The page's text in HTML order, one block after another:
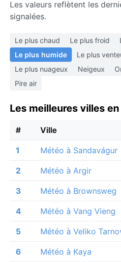
Les valeurs reflètent les
signalées.
Le plus chaud Le plus froid
Le plus humide
Le plus
Le plus nuageux
Neigeux
Pire air
Les meilleures villes
# Ville
1 Météo à Sandavágur
2 Météo à Argir
3 Météo à Brownsweg
4 Météo à Vang Vieng
5 Météo à Veliko
6 Météo à Kaya